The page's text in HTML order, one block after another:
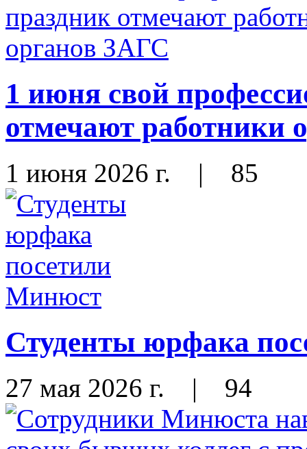
1 июня свой
отмечают работники
1 июня 2026 г. | 85
Студенты юрфака
27 мая 2026 г. | 94